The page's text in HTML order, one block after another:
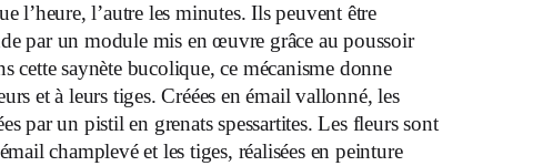
l’heure, l’autre les minutes. Ils peuvent être
par un module mis en œuvre grâce au poussoir
cette saynète bucolique, ce mécanisme donne
et à leurs tiges. Créées en émail vallonné, les
par un pistil en grenats spessartites. Les fleurs sont
champlevé et les tiges, réalisées en peinture